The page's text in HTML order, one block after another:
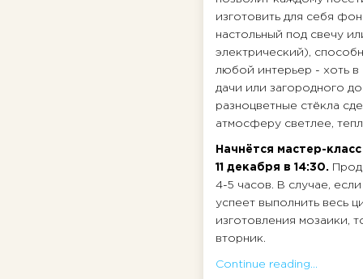
изготовить для себя
настольный под свечу
электрический),
любой интерьер - хоть в
дачи или загородного
разноцветные стёкла
атмосферу светлее,
Начнётся мастер-
11 декабря в 14:30.
4-5 часов. В случае,
успеет выполнить весь
изготовления мозаики,
вторник.
Continue reading...